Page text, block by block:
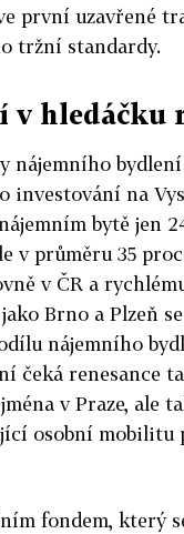
první uzavřené
tržní standardy.
v
nájemního
na
bytě jen
v průměru 35
v ČR a
Brno a Plzeň
nájemního
čeká renesance
v Praze, ale
osobní mobilitu
fondem, který